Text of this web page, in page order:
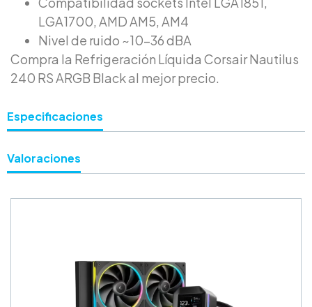
LGA1700, AMD AM5, AM4
Nivel de ruido ~10–36 dBA
Compra la Refrigeración Líquida Corsair Nautilus
240 RS ARGB Black al mejor precio.
Especificaciones
Valoraciones